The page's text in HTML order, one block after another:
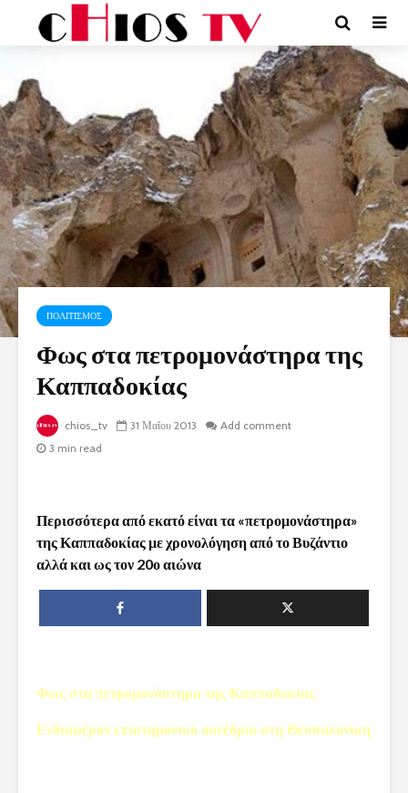
ΠΟΛΙΤΙΣΜΟΣ
Φως στα πετρομονάστηρα της
Καππαδοκίας
chios_tv 31 Μαΐου 2013
Add comment
3 min read
Περισσότερα από εκατό είναι τα «πετρομονάστηρα»
της Καππαδοκίας με χρονολόγηση από το Βυζάντιο
αλλά και ως τον 20ο αιώνα
Φως στα πετρομονάστηρα της Καππαδοκίας
Ενδιαφέρον επιστημονικό συνέδριο στη Θεσσαλονίκη